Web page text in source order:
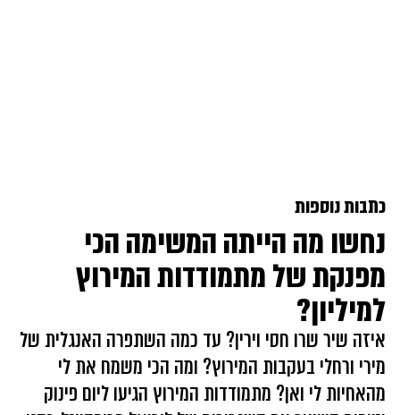
כתבות נוספות
נחשו מה הייתה המשימה הכי
מפנקת של מתמודדות המירוץ
למיליון?
איזה שיר שרו חסי וירין? עד כמה השתפרה האנגלית של
מירי ורחלי בעקבות המירוץ? ומה הכי משמח את לי
מהאחיות לי ואן? מתמודדות המירוץ הגיעו ליום פינוק